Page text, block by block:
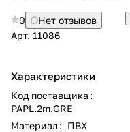
0
Нет отзывов
Арт. 11086
Характеристики
Код поставщика :
PAPL.2m.GRE
Материал : ПВХ